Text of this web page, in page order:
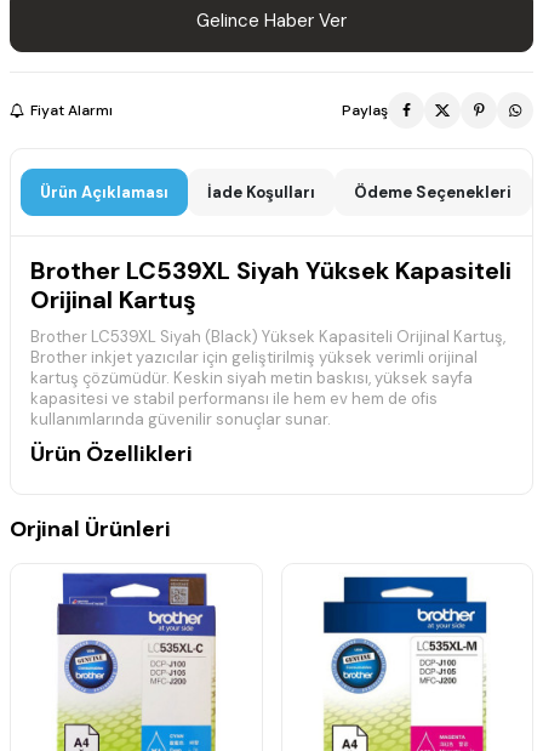
Gelince Haber Ver
Fiyat Alarmı Paylaş
Ürün Açıklaması İade Koşulları Ödeme Seçenekleri
Brother LC539XL Siyah Yüksek Kapasiteli
Orijinal Kartuş
Brother LC539XL Siyah (Black) Yüksek Kapasiteli Orijinal Kartuş,
Brother inkjet yazıcılar için geliştirilmiş yüksek verimli orijinal
kartuş çözümüdür. Keskin siyah metin baskısı, yüksek sayfa
kapasitesi ve stabil performansı ile hem ev hem de ofis
kullanımlarında güvenilir sonuçlar sunar.
Ürün Özellikleri
Yüksek sayfa verimi ile uzun ömürlü kullanım sunar.
Brother inkjet yazıcılarla tam uyumludur.
Uyumlu Yazıcı Modelleri
Brother DCP-J100
Brother DCP-J105
Brother MFC-J200
Teknik Bilgiler
Orjinal Ürünleri